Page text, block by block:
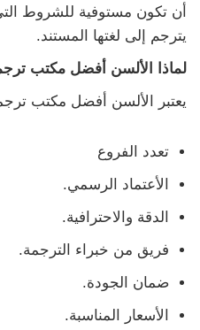
أن تكون مستوفية للشروط
يترجم إلى لغتها المستند.
لماذا الألسن أفضل مكتب
يعتبر الألسن أفضل مكتب
تعدد الفروع
الأعتماد الرسمي.
الدقة والاحترافية.
فريق من خبراء الترجمة.
ضمان الجودة.
الأسعار المناسبة.